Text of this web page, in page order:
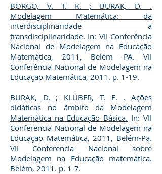
BORGO, V. T. K. ; BURAK, D. .
Modelagem Matemática: da
interdisciplinaridade a
transdisciplinaridade. In: VII Conferência
Nacional de Modelagem na Educação
Matemática, 2011, Belém -PA. VII
Conferência Nacional de Modelagem na
Educação Matemática, 2011. p. 1-19.
BURAK, D. ; KLÜBER, T. E. . Ações
didáticas no âmbito da Modelagem
Matemática na Educação Básica. In: VII
Conferencia Nacional de Modelagem na
Educação Matemática, 2011, Belém-Pa.
VII Conferencia Nacional sobre
Modelagem na Educação matemática.
Belém, 2011. p. 1-7.